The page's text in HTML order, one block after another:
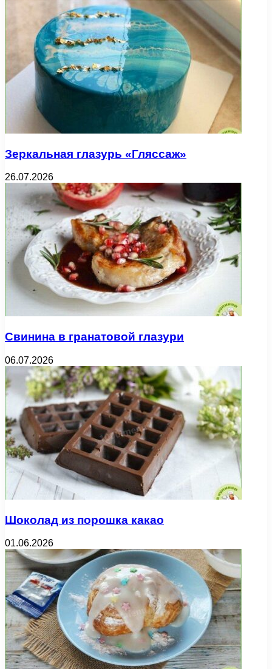
Зеркальная глазурь «Гляссаж»
26.07.2026
Свинина в гранатовой глазури
06.07.2026
Шоколад из порошка какао
01.06.2026